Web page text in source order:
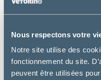
Nous respectons votre
Notre site utilise des
fonctionnement du site.
peuvent être utilisées